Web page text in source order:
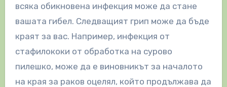
всяка обикновена инфекция може да стане
вашата гибел. Следващият грип може да бъде
краят за вас. Например, инфекция от
стафилококи от обработка на сурово
пилешко, може да е виновникът за началото
на края за раков оцелял, който продължава да